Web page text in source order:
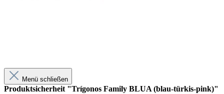
Menü schließen
Produktsicherheit "Trígonos Family BLUA (blau-türkis-pink)"